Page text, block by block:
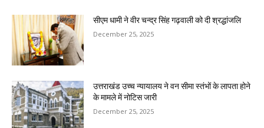
सीएम धामी ने वीर चन्द्र सिंह गढ़वाली को दी श्रद्धांजलि
December 25, 2025
उत्तराखंड उच्च न्यायालय ने वन सीमा स्तंभों के लापता होने
के मामले में नोटिस जारी
December 25, 2025